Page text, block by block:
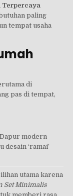
Terpercaya
paling
tempat usaha
di
pas di tempat,
Dapur modern
‘ramai’
utama karena
Set Minimalis